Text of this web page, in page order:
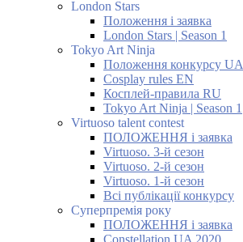
London Stars
Положення і заявка
London Stars | Season 1
Tokyo Art Ninja
Положення конкурсу UA
Cosplay rules EN
Косплей-правила RU
Tokyo Art Ninja | Season 1
Virtuoso talent contest
ПОЛОЖЕННЯ і заявка
Virtuoso. 3-й сезон
Virtuoso. 2-й сезон
Virtuoso. 1-й сезон
Всі публікації конкурсу
Суперпремія року
ПОЛОЖЕННЯ і заявка
Constellation UA 2020